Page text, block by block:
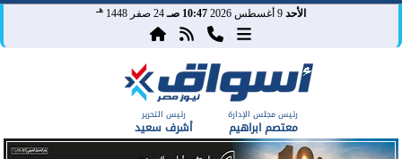
الأحد 10:47 صـ 24 صفر 1448 هـ
رئيس مجلس الإدارة
معتصم ابراهيم
رئيس التحرير
أشرف سعيد